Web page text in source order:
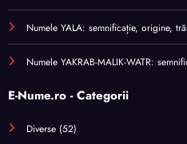
Numele YALA: semnificație, origine,
Numele YAKRAB-MALIK-WATR:
E-Nume.ro - Categorii
Diverse (52)